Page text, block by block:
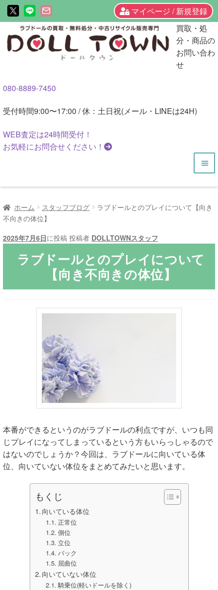
マイページ / 新規登録
ビ
ゲ
ョ
へ
キ
ッ
ン
テ
へ
キ
プ
買取・処
分・商品の
お問い合わ
せ
080-8889-7450
受付時間9:00〜17:00 / 休：土日祝(メール・LINEは24H)
WEB査定は24時間受付！
お気軽にお問合せください！
HOME
商品一覧
ご利用ガイド
ラブドール買取・処分
サ
メ
無料引き取り
お問い合わせ
ホーム スタッフブログ
ラブドールとのプレイについて【向き
不向きの体位】
2025年7月6日に投稿 投稿者 DOLLTOWNスタッフ
ラブドールとのプレイについて
【向き不向きの体位】
本番ができるというのがラブドールの利点ですが、いつも同
じプレイになってしまっているという方もいらっしゃるので
はないのでしょうか？今回は、ラブドールに向いている体
位、向いていない体位をまとめてみたいと思います。
もくじ
向いている体位
正常位
側位
立位
バック
屈曲位
向いていない体位
騎乗位(軽いドールを除く)